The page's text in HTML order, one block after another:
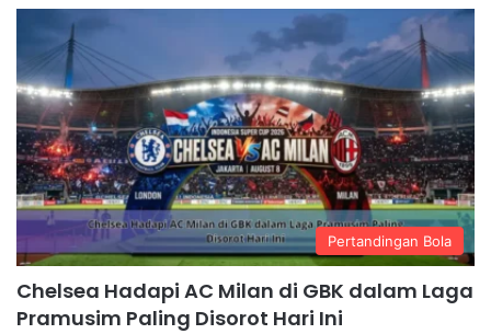
Pertandingan Bola
Chelsea Hadapi AC Milan di GBK dalam Laga
Pramusim Paling Disorot Hari Ini